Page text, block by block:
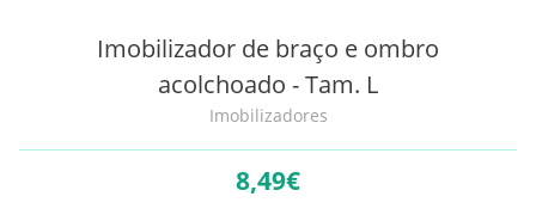
Imobilizador de braço e ombro
acolchoado - Tam. L
Imobilizadores
8,49€